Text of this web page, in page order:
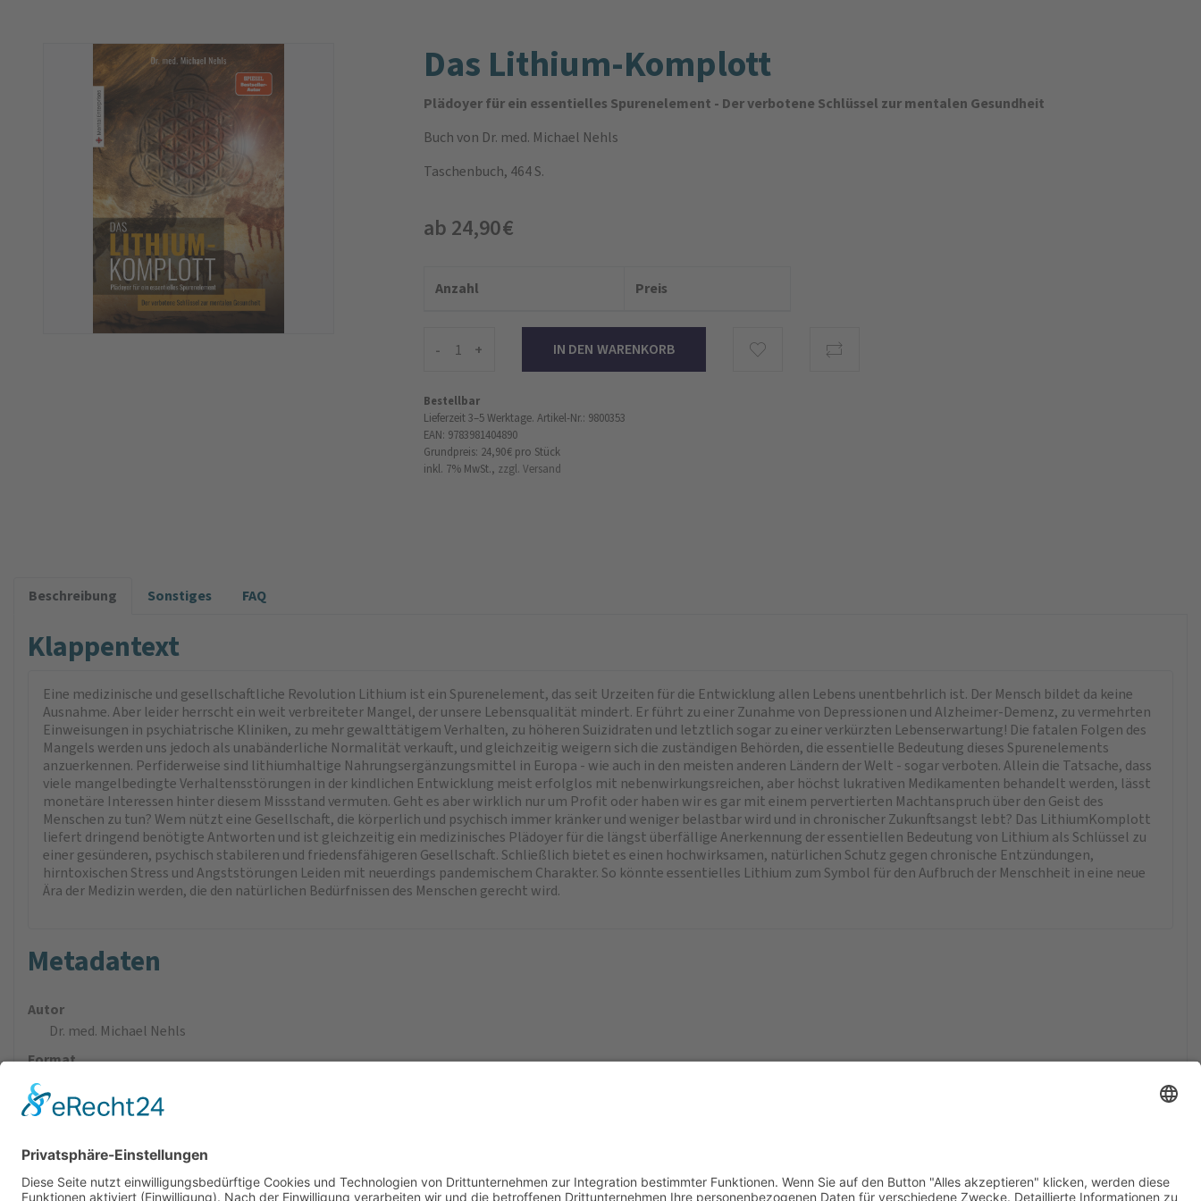
Das Lithium-Komplott
Plädoyer für ein essentielles Spurenelement - Der verbotene Schlüssel zur mentalen Gesundheit
Buchvon Dr. med. Michael Nehls
Taschenbuch, 464 S.
ab 24,90 €
Anzahl Preis
- +
Bestellbar
Lieferzeit 3–5 Werktage. Artikel-Nr.: 9800353
EAN: 9783981404890
Grundpreis: 24,90 € pro Stück
inkl. 7% MwSt., zzgl. Versand
Beschreibung Sonstiges FAQ
Klappentext
Eine medizinische und gesellschaftliche Revolution Lithium ist ein Spurenelement, das seit Urzeiten für die Entwicklung allen Lebens unentbehrlich ist. Der Mensch bildet da keine
Ausnahme. Aber leider herrscht ein weit verbreiteter Mangel, der unsere Lebensqualität mindert. Er führt zu einer Zunahme von Depressionen und Alzheimer-Demenz, zu vermehrten
Einweisungen in psychiatrische Kliniken, zu mehr gewalttätigem Verhalten, zu höheren Suizidraten und letztlich sogar zu einer verkürzten Lebenserwartung! Die fatalen Folgen des
Mangels werden uns jedoch als unabänderliche Normalität verkauft, und gleichzeitig weigern sich die zuständigen Behörden, die essentielle Bedeutung dieses Spurenelements
anzuerkennen. Perfiderweise sind lithiumhaltige Nahrungsergänzungsmittel in Europa - wie auch in den meisten anderen Ländern der Welt - sogar verboten. Allein die Tatsache, dass
viele mangelbedingte Verhaltensstörungen in der kindlichen Entwicklung meist erfolglos mit nebenwirkungsreichen, aber höchst lukrativen Medikamenten behandelt werden, lässt
monetäre Interessen hinter diesem Missstand vermuten. Geht es aber wirklich nur um Profit oder haben wir es gar mit einem pervertierten Machtanspruch über den Geist des
Menschen zu tun? Wem nützt eine Gesellschaft, die körperlich und psychisch immer kränker und weniger belastbar wird und in chronischer Zukunftsangst lebt? Das LithiumKomplott
liefert dringend benötigte Antworten und ist gleichzeitig ein medizinisches Plädoyer für die längst überfällige Anerkennung der essentiellen Bedeutung von Lithium als Schlüssel zu
einer gesünderen, psychisch stabileren und friedensfähigeren Gesellschaft. Schließlich bietet es einen hochwirksamen, natürlichen Schutz gegen chronische Entzündungen,
hirntoxischen Stress und Angststörungen Leiden mit neuerdings pandemischem Charakter. So könnte essentielles Lithium zum Symbol für den Aufbruch der Menschheit in eine neue
Ära der Medizin werden, die den natürlichen Bedürfnissen des Menschen gerecht wird.
Metadaten
Autor
Dr. med. Michael Nehls
Format
Verlag
ISBN
978-3-9814048-9-0